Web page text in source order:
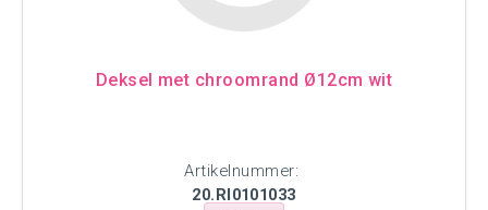
Deksel met chroomrand Ø12cm wit
Artikelnummer:
20.RI0101033